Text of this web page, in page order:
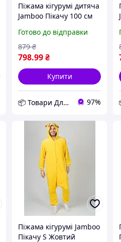
Піжама кігурумі дитяча
Jamboo Пікачу 100 см
2026
Готово до відправки
798.99₴
879 ₴
Купити
📦 Товари Для Дому 97%
Піжама кігурумі Jamboo
Пікачу S Жовтий